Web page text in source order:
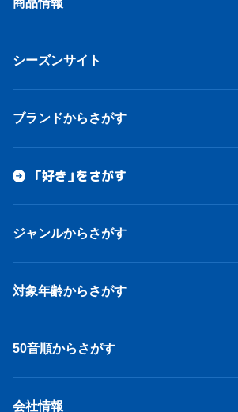
商品情報
シーズンサイト
ブランドからさがす
「好き」をさがす
ジャンルからさがす
対象年齢からさがす
50音順からさがす
会社情報